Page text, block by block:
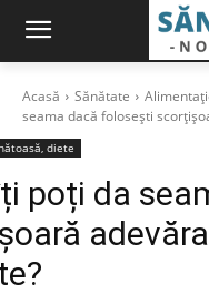
Acasă Sănătate
seama dacă folosești
diete
poți da